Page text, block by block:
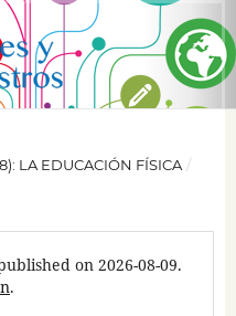
LA EDUCACIÓN FÍSICA /
on 2026-08-09.
.